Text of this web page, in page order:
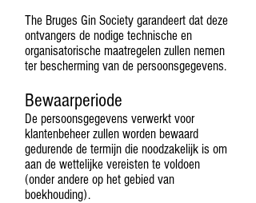
The Bruges Gin Society garandeert dat deze
ontvangers de nodige technische en
organisatorische maatregelen zullen nemen
ter bescherming van de persoonsgegevens.
Bewaarperiode
De persoonsgegevens verwerkt voor
klantenbeheer zullen worden bewaard
gedurende de termijn die noodzakelijk is om
aan de wettelijke vereisten te voldoen
(onder andere op het gebied van
boekhouding).